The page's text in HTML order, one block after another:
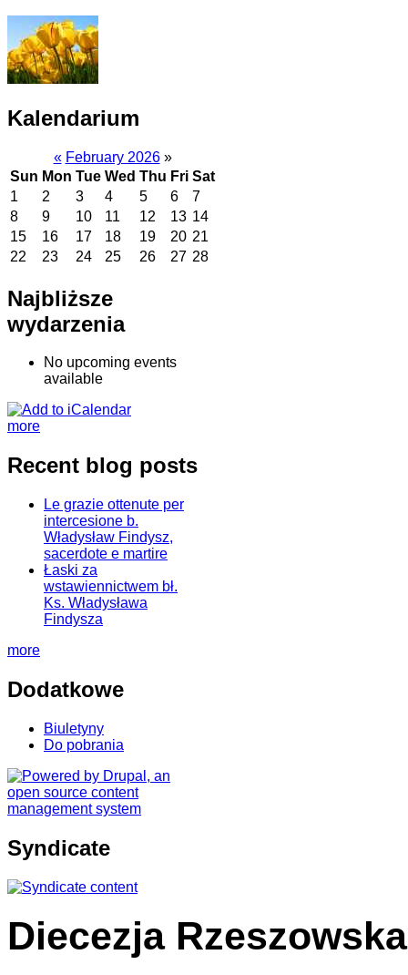
Kalendarium
« February 2026 »
Sun Mon Tue Wed Thu Fri Sat
1
2 3 4 5 6
7
8
9 10 11 12 13 14
15
16 17 18 19 20 21
22
23 24 25 26 27 28
Najbliższe
wydarzenia
No upcoming events
available
more
Recent blog posts
Le grazie ottenute per
intercesione b.
Władysław Findysz,
sacerdote e martire
Łaski za
wstawiennictwem bł.
Ks. Władysława
Findysza
more
Dodatkowe
Biuletyny
Do pobrania
Syndicate
Diecezja Rzeszowska